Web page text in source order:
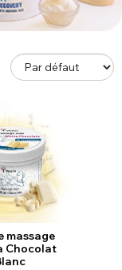
massage
Chocolat